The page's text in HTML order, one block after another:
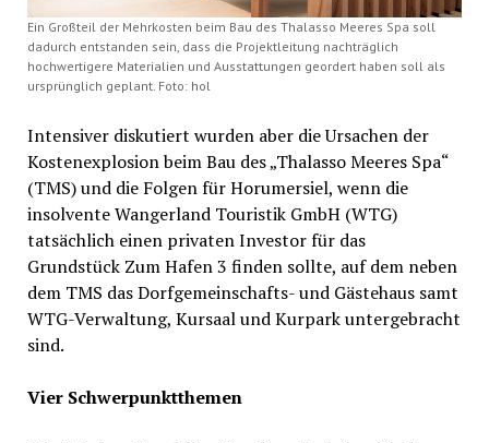
Ein Großteil der Mehrkosten beim Bau des Thalasso Meeres Spa soll
dadurch entstanden sein, dass die Projektleitung nachträglich
hochwertigere Materialien und Ausstattungen geordert haben soll als
ursprünglich geplant. Foto: hol
Intensiver diskutiert wurden aber die Ursachen der
Kostenexplosion beim Bau des „Thalasso Meeres Spa“
(TMS) und die Folgen für Horumersiel, wenn die
insolvente Wangerland Touristik GmbH (WTG)
tatsächlich einen privaten Investor für das
Grundstück Zum Hafen 3 finden sollte, auf dem neben
dem TMS das Dorfgemeinschafts- und Gästehaus samt
WTG-Verwaltung, Kursaal und Kurpark untergebracht
sind.
Vier Schwerpunktthemen